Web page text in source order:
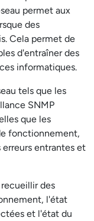
permet aux
des
Cela permet de
d'entraîner des
informatiques.
tels que les
SNMP
que les
fonctionnement,
entrantes et
des
l'état
et l'état du